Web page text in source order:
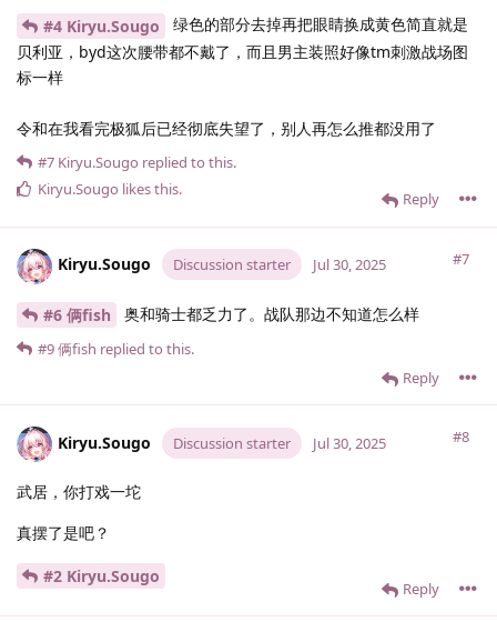
#4 Kiryu.​Sougo
绿色的部分去掉再把眼睛换成黄色简直就是
贝利亚，byd这次腰带都不戴了，而且男主装照好像tm刺激战场图
标一样
令和在我看完极狐后已经彻底失望了，别人再怎么推都没用了
Reply
#7 Kiryu.​Sougo replied to this.
Kiryu.​Sougo likes this.
Kiryu.​Sougo Discussion starter #7
Jul 30, 2025
#6 俩fish 奥和骑士都乏力了。战队那边不知道怎么样
Reply
#9俩fish replied to this.
Kiryu.​Sougo Discussion starter #8
Jul 30, 2025
武居，你打戏一坨
真摆了是吧？
#2 Kiryu.​Sougo
Reply